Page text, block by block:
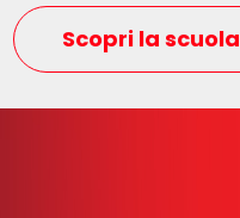
Scopri la scuola